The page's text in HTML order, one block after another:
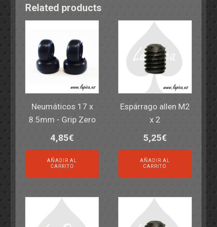
Related products
Neumáticos 17 x
8.5mm - Grip Zero
4,85€
AÑADIR AL
CARRITO
Espárrago allen M2
x 2
5,25€
AÑADIR AL
CARRITO